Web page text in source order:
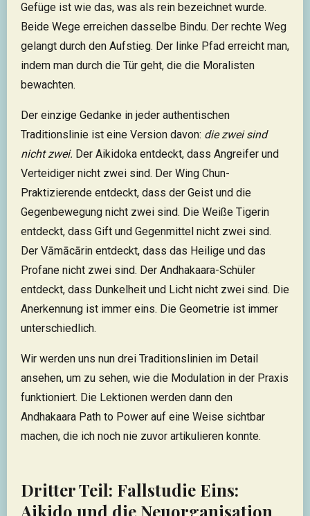
Gefüge ist wie das, was als rein bezeichnet wurde.
Beide Wege erreichen dasselbe Bindu. Der rechte Weg
gelangt durch den Aufstieg. Der linke Pfad erreicht man,
indem man durch die Tür geht, die die Moralisten
bewachten.
Der einzige Gedanke in jeder authentischen
Traditionslinie ist eine Version davon: die zwei sind
nicht zwei. Der Aikidoka entdeckt, dass Angreifer und
Verteidiger nicht zwei sind. Der Wing Chun-
Praktizierende entdeckt, dass der Geist und die
Gegenbewegung nicht zwei sind. Die Weiße Tigerin
entdeckt, dass Gift und Gegenmittel nicht zwei sind.
Der Vāmācārin entdeckt, dass das Heilige und das
Profane nicht zwei sind. Der Andhakaara-Schüler
entdeckt, dass Dunkelheit und Licht nicht zwei sind. Die
Anerkennung ist immer eins. Die Geometrie ist immer
unterschiedlich.
Wir werden uns nun drei Traditionslinien im Detail
ansehen, um zu sehen, wie die Modulation in der Praxis
funktioniert. Die Lektionen werden dann den
Andhakaara Path to Power auf eine Weise sichtbar
machen, die ich noch nie zuvor artikulieren konnte.
Dritter Teil: Fallstudie Eins:
Aikido und die Neuorganisation